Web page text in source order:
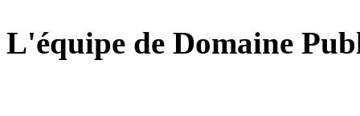
L'équipe de Domaine